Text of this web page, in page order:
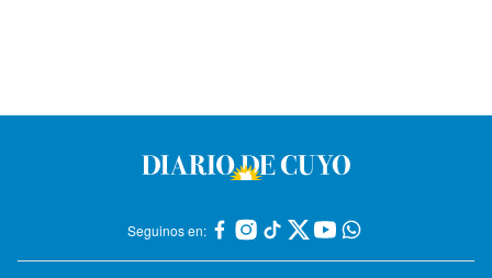
Seguinos en: